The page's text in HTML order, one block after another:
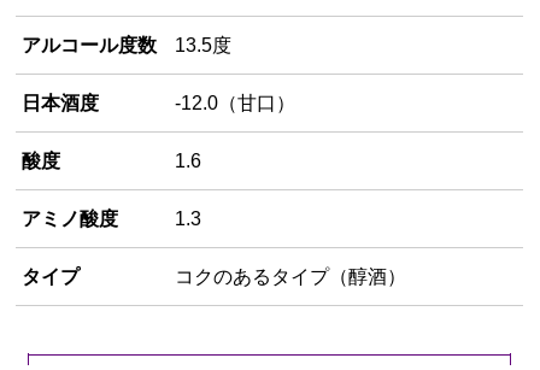
アルコール度数 13.5度
日本酒度 -12.0（甘口）
酸度 1.6
アミノ酸度 1.3
タイプ コクのあるタイプ（醇酒）